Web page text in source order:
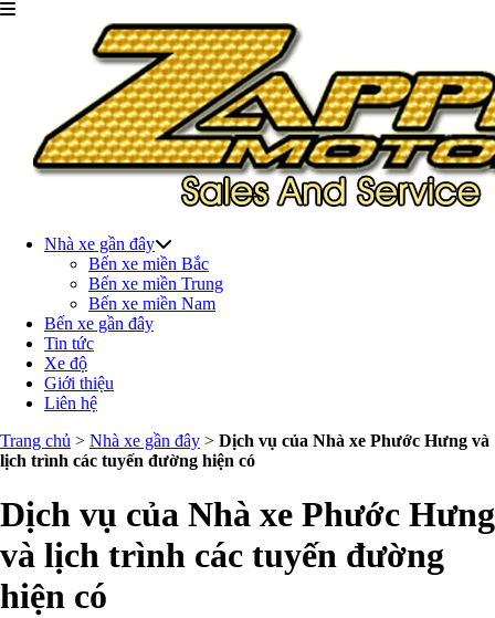
Nhà xe gần đây
Bến xe miền Bắc
Bến xe miền Trung
Bến xe miền Nam
Bến xe gần đây
Tin tức
Xe độ
Giới thiệu
Liên hệ
Trang chủ > Nhà xe gần đây > Dịch vụ của Nhà xe Phước Hưng và
lịch trình các tuyến đường hiện có
Dịch vụ của Nhà xe Phước Hưng
và lịch trình các tuyến đường
hiện có